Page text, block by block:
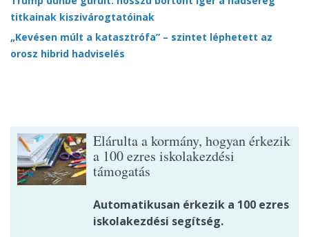
titkainak kiszivárogtatóinak
„Kevésen múlt a katasztrófa” – szintet léphetett az
orosz hibrid hadviselés
Elárulta a kormány, hogyan érkezik
a 100 ezres iskolakezdési
támogatás
Automatikusan érkezik a 100 ezres
iskolakezdési segítség.